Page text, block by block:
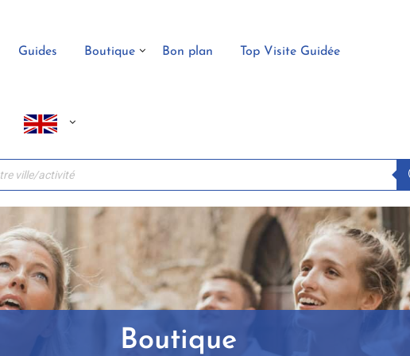
Guides Boutique Bon plan Top Visite Guidée
Boutique